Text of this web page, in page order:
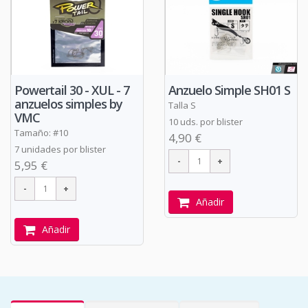
Powertail 30 - XUL - 7
anzuelos simples by
VMC
Tamaño: #10
7 unidades por blister
5,95 €
Añadir
Anzuelo Simple SH01 S
Talla S
10 uds. por blister
4,90 €
Añadir